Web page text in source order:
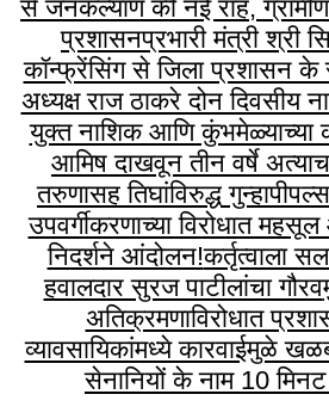
से जनकल्याण की नई राह,
प्रशासनप्रभारी मंत्री श्री
कॉन्फ्रेंसिंग से जिला प्रशासन के
अध्यक्ष राज ठाकरे दोन दिवसीय
युक्त नाशिक आणि कुंभमेळ्याच्या
आमिष दाखवून तीन वर्षे
तरुणासह तिघांविरुद्ध गुन्हा
उपवर्गीकरणाच्या विरोधात
निदर्शने आंदोलन!कर्तृत्वाला
हवालदार सुरज पाटीलांचा गौरव
अतिक्रमणाविरोधात
व्यावसायिकांमध्ये कारवाईमुळे
सेनानियों के नाम 10